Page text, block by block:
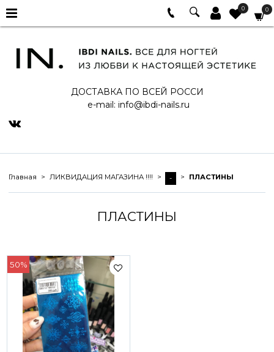
0 0
ДОСТАВКА ПО ВСЕЙ РОССИ
e-mail: info@ibdi-nails.ru
Главная ЛИКВИДАЦИЯ МАГАЗИНА !!!! - ПЛАСТИНЫ
ПЛАСТИНЫ
50%